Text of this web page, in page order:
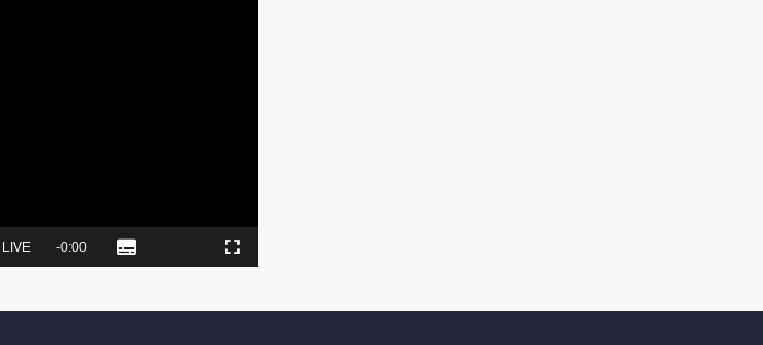
Seek
live
LIVE Remaining
-0:00 Subtitles
in-
Fullscreen